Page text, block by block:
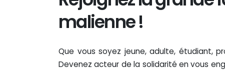
malienne !
Que vous soyez jeune, adulte, étudiant,
Devenez acteur de la solidarité en vous